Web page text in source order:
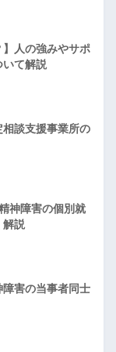
】人の強みやサポ
いて解説
相談支援事業所の
神障害の個別就
解説
障害の当事者同士